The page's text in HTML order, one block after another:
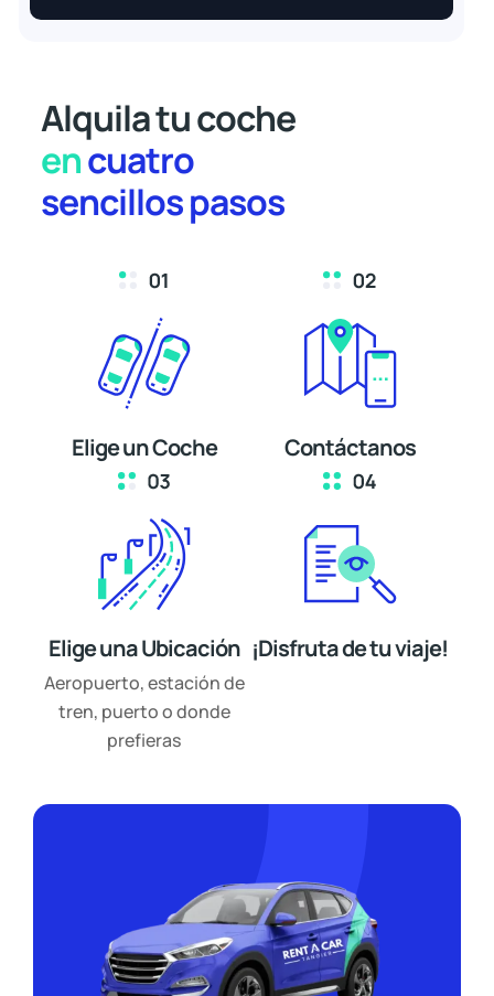
Alquila tu coche
encuatro
sencillos pasos
Elige un Coche Contáctanos
Elige una Ubicación
Aeropuerto, estación de
tren, puerto o donde
prefieras
¡Disfruta de tu viaje!